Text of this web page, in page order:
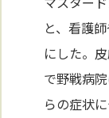
と、看護
にした。
で野戦病
らの症状